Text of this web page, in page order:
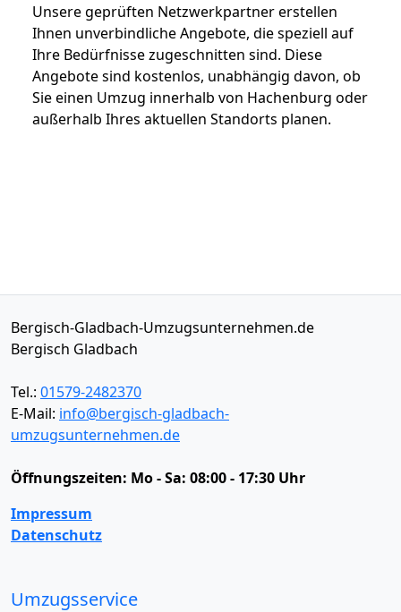
Unsere geprüften Netzwerkpartner erstellen
Ihnen unverbindliche Angebote, die speziell auf
Ihre Bedürfnisse zugeschnitten sind. Diese
Angebote sind kostenlos, unabhängig davon, ob
Sie einen Umzug innerhalb von Hachenburg oder
außerhalb Ihres aktuellen Standorts planen.
Bergisch-Gladbach-Umzugsunternehmen.de
Bergisch Gladbach
Tel.: 01579-2482370
E-Mail: info@bergisch-gladbach-
umzugsunternehmen.de
Öffnungszeiten: Mo - Sa: 08:00 - 17:30 Uhr
Impressum
Datenschutz
Umzugsservice